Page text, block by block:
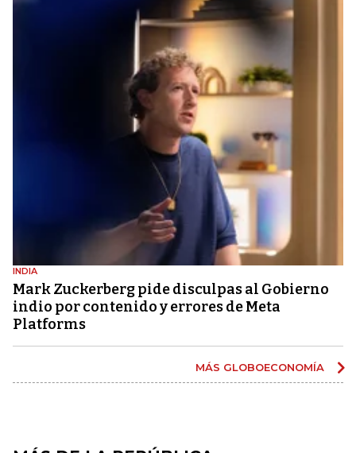
INDIA
Mark Zuckerberg pide disculpas al Gobierno
indio por contenido y errores de Meta
Platforms
MÁS GLOBOECONOMÍA